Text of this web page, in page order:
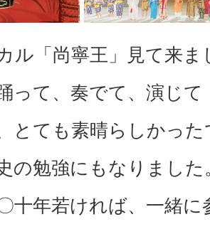
ル「尚寧王」見て来ま
って、奏でて、演じて
とても素晴らしかった
の勉強にもなりました
十年若ければ、一緒